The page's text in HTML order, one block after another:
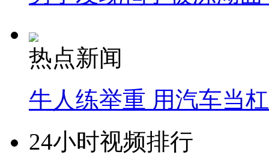
热点新闻
牛人练举重 用汽车当
24小时视频排行